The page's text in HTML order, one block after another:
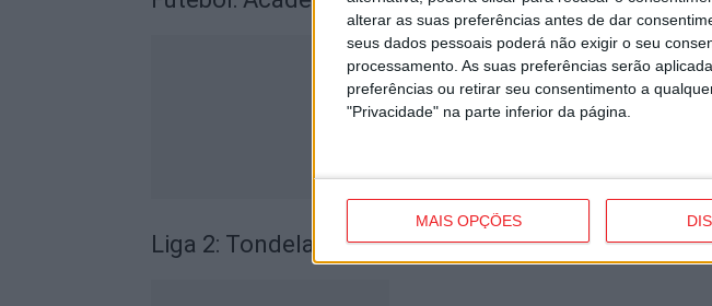
alterar as suas preferências antes de dar
seus dados pessoais poderá não exigir o seu
processamento. As suas preferências serão
preferências ou retirar seu consentimento a
"Privacidade" na parte inferior da página.
MAIS OPÇÕES
Liga 2: Tondela arranca época com receção ao